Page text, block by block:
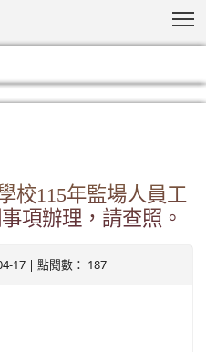
校115年監場人員工
項辦理，請查照。
17 | 點閱數： 187